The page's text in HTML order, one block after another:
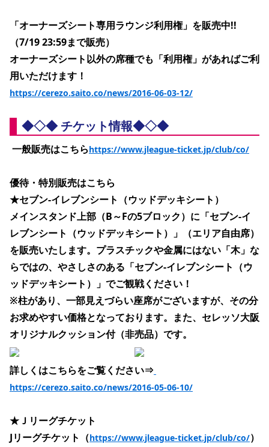
「オーナーズシート専用ラウンジ利用権」を販売中!!
（7/19 23:59まで販売）
オーナーズシート以外の席種でも「利用権」があればご利
用いただけます！
https://cerezo.saito.co/news/2016-06-03-12/
◆◇◆ チケット情報◆◇◆
一般販売はこちらhttps://www.jleague-ticket.jp/club/co/
優待・特別販売はこちら
★セブン-イレブンシート（ウッドデッキシート）
メインスタンド上部（B～Fの5ブロック）に「セブン-イ
レブンシート（ウッドデッキシート）」（エリア自由席）
を販売いたします。プラスチックや金属にはない「木」な
らではの、やさしさのある「セブン-イレブンシート（ウ
ッドデッキシート）」でご観戦ください！
※柱があり、一部見えづらい座席がございますが、その分
お求めやすい価格となっております。また、セレッソ大阪
オリジナルクッション付（非売品）です。
詳しくはこちらをご覧ください⇒
https://cerezo.saito.co/news/2016-05-06-10/
★Ｊリーグチケット
Jリーグチケット（https://www.jleague-ticket.jp/club/co/）